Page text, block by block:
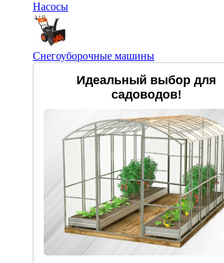
Насосы
Снегоуборочные машины
Идеальный выбор для
садоводов!